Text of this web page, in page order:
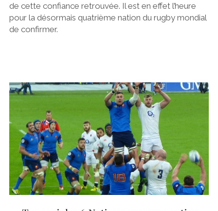
de cette confiance retrouvée. Il est en effet l’heure
pour la désormais quatrième nation du rugby mondial
de confirmer.